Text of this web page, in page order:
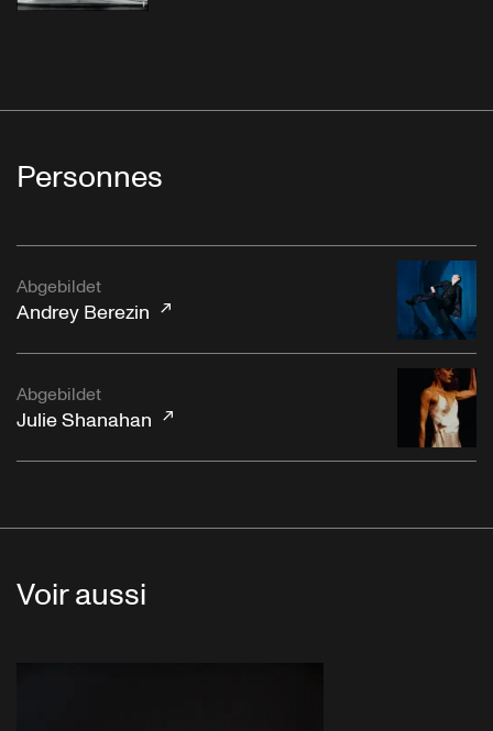
Personnes
Abgebildet
Andrey Berezin
Abgebildet
Julie Shanahan
Voir aussi